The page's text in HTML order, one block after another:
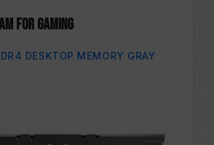
for Gaming
DESKTOP MEMORY GRAY